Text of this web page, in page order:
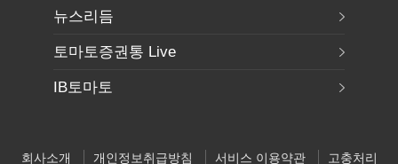
뉴스리듬
토마토증권통 Live
IB토마토
회사소개 개인정보취급방침 서비스 이용약관 고충처리